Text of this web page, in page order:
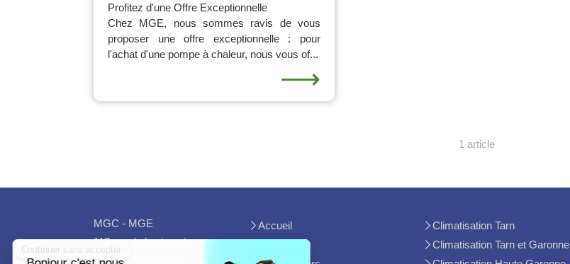
Profitez d'une Offre Exceptionnelle
Chez MGE, nous sommes ravis de vous
proposer une offre exceptionnelle : pour
l'achat d'une pompe à chaleur, nous vous of...
⟶
1 article
MGC - MGE
117 rue de la viguerie
81370
Accueil
Avis clients
Climatisation Tarn
Climatisation Tarn et Garonne